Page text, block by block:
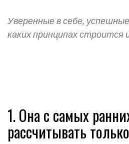
Уверенные в себе,
каких принципах строится
1. Она с самых
рассчитывать